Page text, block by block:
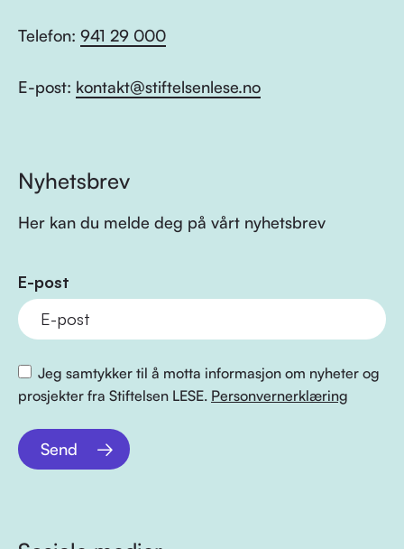
Telefon: 941 29 000
E-post: kontakt@stiftelsenlese.no
Nyhetsbrev
Her kan du melde deg på vårt nyhetsbrev
E-post
Jeg samtykker til å motta informasjon om nyheter og
prosjekter fra Stiftelsen LESE. Personvernerklæring
Send